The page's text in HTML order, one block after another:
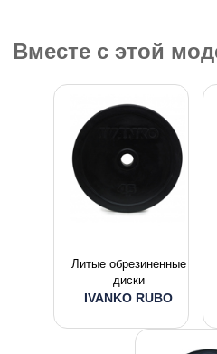
Вместе с этой
Литые обрезиненные
диски
IVANKO RUBO